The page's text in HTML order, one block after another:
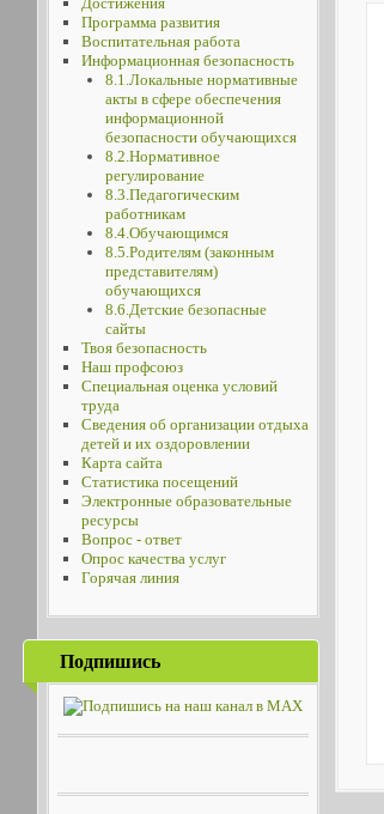
Программа развития
Воспитательная работа
Информационная безопасность
8.1.Локальные нормативные
акты в сфере обеспечения
информационной
безопасности обучающихся
8.2.Нормативное
регулирование
8.3.Педагогическим
работникам
8.4.Обучающимся
8.5.Родителям (законным
представителям)
обучающихся
8.6.Детские безопасные
сайты
Твоя безопасность
Наш профсоюз
Специальная оценка условий
труда
Сведения об организации отдыха
детей и их оздоровлении
Карта сайта
Статистика посещений
Электронные образовательные
ресурсы
Вопрос - ответ
Опрос качества услуг
Горячая линия
Подпишись